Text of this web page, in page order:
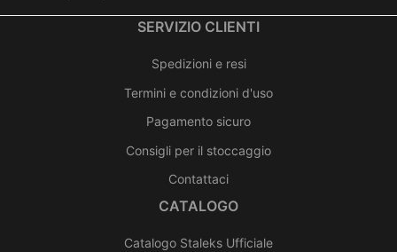
SERVIZIO CLIENTI
Spedizioni e resi
Termini e condizioni d'uso
Pagamento sicuro
Consigli per il stoccaggio
Contattaci
CATALOGO
Catalogo Staleks Ufficiale